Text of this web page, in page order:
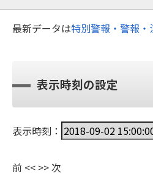
最新データは特別警報・警報
表示時刻の設定
表示時刻：
前 << >>次